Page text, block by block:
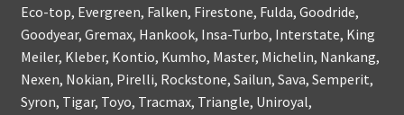
Eco-top, Evergreen, Falken, Firestone, Fulda, Goodride,
Goodyear, Gremax, Hankook, Insa-Turbo, Interstate, King
Meiler, Kleber, Kontio, Kumho, Master, Michelin, Nankang,
Nexen, Nokian, Pirelli, Rockstone, Sailun, Sava, Semperit,
Syron, Tigar, Toyo, Tracmax, Triangle, Uniroyal,